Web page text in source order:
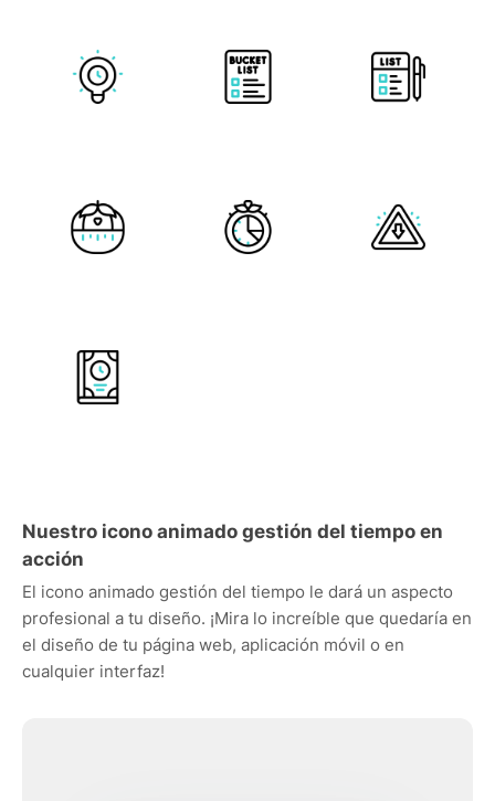
Nuestro icono animado gestión del tiempo en
acción
El icono animado gestión del tiempo le dará un aspecto
profesional a tu diseño. ¡Mira lo increíble que quedaría en
el diseño de tu página web, aplicación móvil o en
cualquier interfaz!